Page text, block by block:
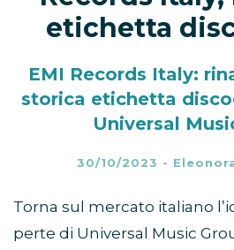
etichetta
EMI Records Italy:
storica etichetta
Universal
30/10/2023 -
Torna sul mercato italiano
perte di Universal Music